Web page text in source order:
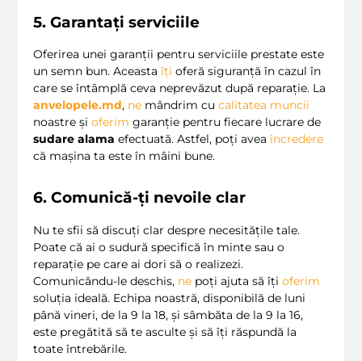
5. Garantați serviciile
Oferirea unei garanții pentru serviciile prestate este
un semn bun. Aceasta îți oferă siguranță în cazul în
care se întâmplă ceva neprevăzut după reparație. La
anvelopele.md, ne mândrim cu calitatea muncii
noastre și oferim garanție pentru fiecare lucrare de
sudare alama efectuată. Astfel, poți avea încredere
că mașina ta este în mâini bune.
6. Comunică-ți nevoile clar
Nu te sfii să discuți clar despre necesitățile tale.
Poate că ai o sudură specifică în minte sau o
reparație pe care ai dori să o realizezi.
Comunicându-le deschis, ne poți ajuta să îți oferim
soluția ideală. Echipa noastră, disponibilă de luni
până vineri, de la 9 la 18, și sâmbăta de la 9 la 16,
este pregătită să te asculte și să îți răspundă la
toate întrebările.